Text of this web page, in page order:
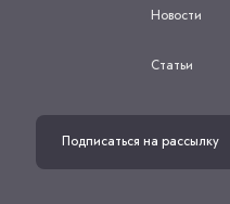
Новости
Статьи